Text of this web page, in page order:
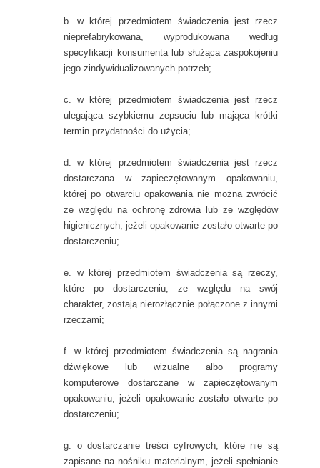
b. w której przedmiotem świadczenia jest rzecz
nieprefabrykowana, wyprodukowana według
specyfikacji konsumenta lub służąca zaspokojeniu
jego zindywidualizowanych potrzeb;
c. w której przedmiotem świadczenia jest rzecz
ulegająca szybkiemu zepsuciu lub mająca krótki
termin przydatności do użycia;
d. w której przedmiotem świadczenia jest rzecz
dostarczana w zapieczętowanym opakowaniu,
której po otwarciu opakowania nie można zwrócić
ze względu na ochronę zdrowia lub ze względów
higienicznych, jeżeli opakowanie zostało otwarte po
dostarczeniu;
e. w której przedmiotem świadczenia są rzeczy,
które po dostarczeniu, ze względu na swój
charakter, zostają nierozłącznie połączone z innymi
rzeczami;
f. w której przedmiotem świadczenia są nagrania
dźwiękowe lub wizualne albo programy
komputerowe dostarczane w zapieczętowanym
opakowaniu, jeżeli opakowanie zostało otwarte po
dostarczeniu;
g. o dostarczanie treści cyfrowych, które nie są
zapisane na nośniku materialnym, jeżeli spełnianie